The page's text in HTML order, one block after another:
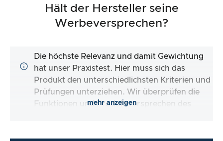
Hält der Hersteller seine
Werbeversprechen?
Die höchste Relevanz und damit Gewichtung
hat unser Praxistest. Hier muss sich das
Produkt den unterschiedlichsten Kriterien und
Prüfungen unterziehen. Wir überprüfen die
Funktionen und Produktversprechen des
mehr anzeigen